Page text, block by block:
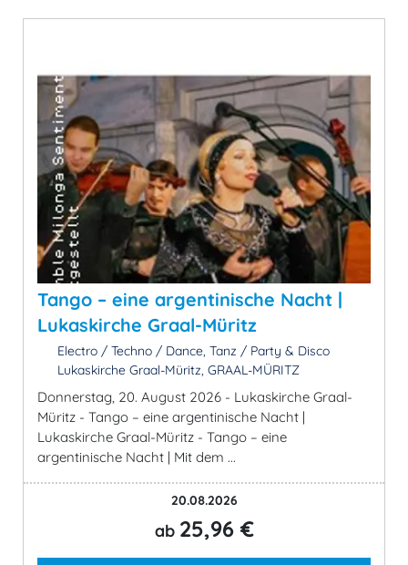
Tango – eine argentinische Nacht |
Lukaskirche Graal-Müritz
Electro / Techno / Dance, Tanz / Party & Disco
Lukaskirche Graal-Müritz, GRAAL-MÜRITZ
Donnerstag, 20. August 2026 - Lukaskirche Graal-
Müritz - Tango – eine argentinische Nacht |
Lukaskirche Graal-Müritz - Tango – eine
argentinische Nacht | Mit dem ...
20.08.2026
ab 25,96 €